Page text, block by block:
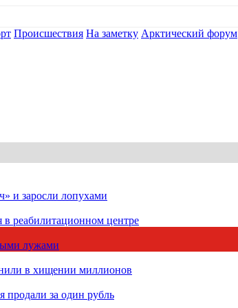
Происшествия На заметку Арктический форум
и заросли лопухами
реабилитационном центре
лужами
в хищении миллионов
продали за один рубль